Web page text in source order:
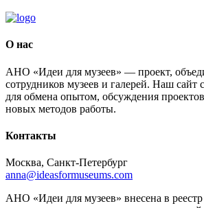
О нас
АНО «Идеи для музеев» — проект,
сотрудников музеев и галерей. Наш сайт
для обмена опытом, обсуждения
новых методов работы.
Контакты
Москва, Санкт-Петербург
anna@ideasformuseums.com
АНО «Идеи для музеев» внесена в реестр